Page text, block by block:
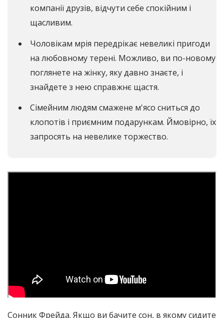
компанії друзів, відчути себе спокійним і
щасливим.
Чоловікам мрія передрікає невеликі пригоди
на любовному терені. Можливо, ви по-новому
поглянете на жінку, яку давно знаєте, і
знайдете з нею справжнє щастя.
Сімейним людям смажене м'ясо сниться до
клопотів і приємним подарункам. Ймовірно, їх
запросять на невелике торжество.
Сонник Фрейда. Якщо ви бачите сон, в якому сидите